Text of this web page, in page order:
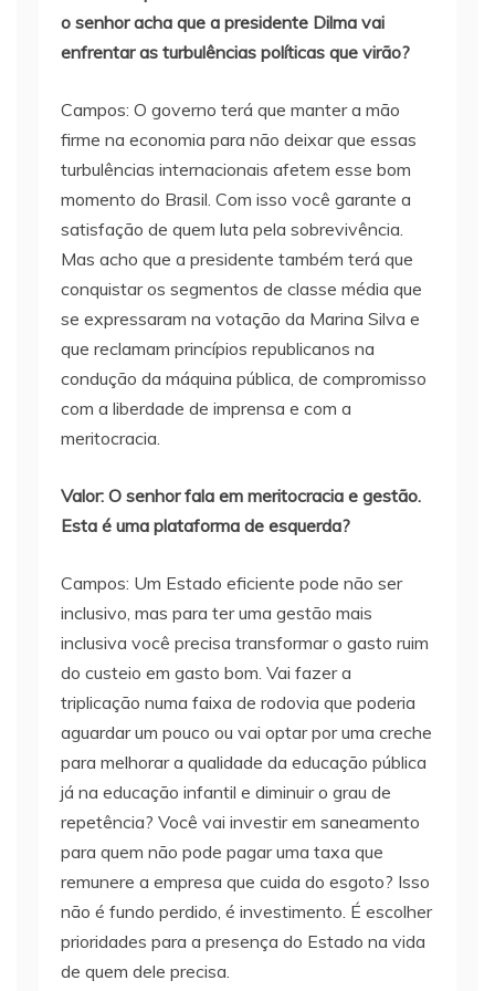
o senhor acha que a presidente Dilma vai
enfrentar as turbulências políticas que virão?
Campos: O governo terá que manter a mão
firme na economia para não deixar que essas
turbulências internacionais afetem esse bom
momento do Brasil. Com isso você garante a
satisfação de quem luta pela sobrevivência.
Mas acho que a presidente também terá que
conquistar os segmentos de classe média que
se expressaram na votação da Marina Silva e
que reclamam princípios republicanos na
condução da máquina pública, de compromisso
com a liberdade de imprensa e com a
meritocracia.
Valor: O senhor fala em meritocracia e gestão.
Esta é uma plataforma de esquerda?
Campos: Um Estado eficiente pode não ser
inclusivo, mas para ter uma gestão mais
inclusiva você precisa transformar o gasto ruim
do custeio em gasto bom. Vai fazer a
triplicação numa faixa de rodovia que poderia
aguardar um pouco ou vai optar por uma creche
para melhorar a qualidade da educação pública
já na educação infantil e diminuir o grau de
repetência? Você vai investir em saneamento
para quem não pode pagar uma taxa que
remunere a empresa que cuida do esgoto? Isso
não é fundo perdido, é investimento. É escolher
prioridades para a presença do Estado na vida
de quem dele precisa.